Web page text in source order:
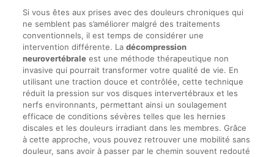
Si vous êtes aux prises avec des douleurs chroniques qui
ne semblent pas s’améliorer malgré des traitements
conventionnels, il est temps de considérer une
intervention différente. La décompression
neurovertébraleest une méthode thérapeutique non
invasive qui pourrait transformer votre qualité de vie. En
utilisant une traction douce et contrôlée, cette technique
réduit la pression sur vos disques intervertébraux et les
nerfs environnants, permettant ainsi un soulagement
efficace de conditions sévères telles que les hernies
discales et les douleurs irradiant dans les membres. Grâce
à cette approche, vous pouvez retrouver une mobilité sans
douleur, sans avoir à passer par le chemin souvent redouté